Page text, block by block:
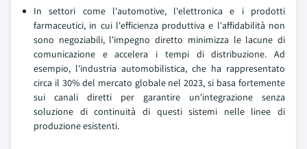
In settori come l'automotive, l'elettronica e i prodotti
farmaceutici, in cui l'efficienza produttiva e l'affidabilità non
sono negoziabili, l'impegno diretto minimizza le lacune di
comunicazione e accelera i tempi di distribuzione. Ad
esempio, l'industria automobilistica, che ha rappresentato
circa il 30% del mercato globale nel 2023, si basa fortemente
sui canali diretti per garantire un'integrazione senza
soluzione di continuità di questi sistemi nelle linee di
produzione esistenti.